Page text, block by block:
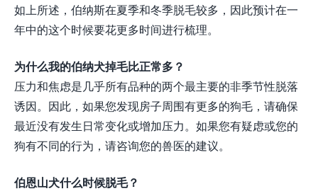
如上所述，伯纳斯在夏季和冬季脱毛较多，因此预计在一
年中的这个时候要花更多时间进行梳理。
为什么我的伯纳犬掉毛比正常多？
压力和焦虑是几乎所有品种的两个最主要的非季节性脱落
诱因。因此，如果您发现房子周围有更多的狗毛，请确保
最近没有发生日常变化或增加压力。如果您有疑虑或您的
狗有不同的行为，请咨询您的兽医的建议。
伯恩山犬什么时候脱毛？